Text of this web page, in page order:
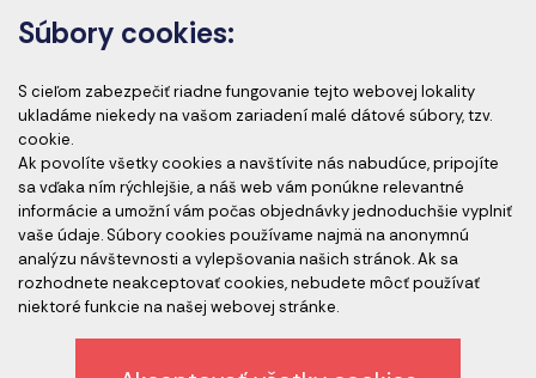
Akreditácia kurzov
Akreditovaní audítori
Súbory cookies:
S cieľom zabezpečiť riadne fungovanie tejto webovej lokality
ukladáme niekedy na vašom zariadení malé dátové súbory, tzv.
cookie.
Ak povolíte všetky cookies a navštívite nás nabudúce, pripojíte
sa vďaka ním rýchlejšie, a náš web vám ponúkne relevantné
informácie a umožní vám počas objednávky jednoduchšie vyplniť
vaše údaje. Súbory cookies používame najmä na anonymnú
analýzu návštevnosti a vylepšovania našich stránok. Ak sa
rozhodnete neakceptovať cookies, nebudete môcť používať
niektoré funkcie na našej webovej stránke.